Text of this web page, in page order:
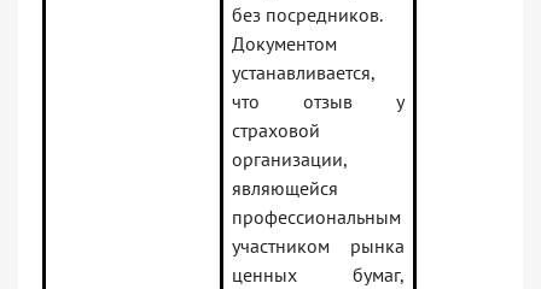
без посредников.
Документом
устанавливается,
что отзыв у
страховой
организации,
являющейся
профессиональным
участником рынка
ценных бумаг,